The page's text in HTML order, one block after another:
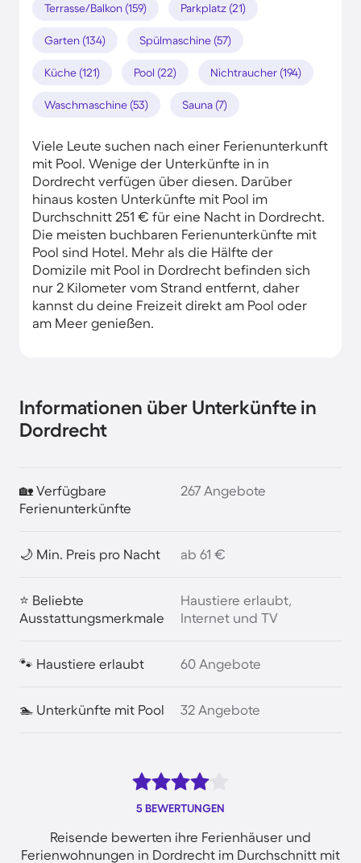
Terrasse/Balkon (159) Parkplatz (21)
Garten (134) Spülmaschine (57)
Küche (121) Pool (22) Nichtraucher (194)
Waschmaschine (53) Sauna (7)
Viele Leute suchen nach einer Ferienunterkunft
mit Pool. Wenige der Unterkünfte in in
Dordrecht verfügen über diesen. Darüber
hinaus kosten Unterkünfte mit Pool im
Durchschnitt 251 € für eine Nacht in Dordrecht.
Die meisten buchbaren Ferienunterkünfte mit
Pool sind Hotel. Mehr als die Hälfte der
Domizile mit Pool in Dordrecht befinden sich
nur 2 Kilometer vom Strand entfernt, daher
kannst du deine Freizeit direkt am Pool oder
am Meer genießen.
Informationen über Unterkünfte in
Dordrecht
🏡 Verfügbare
Ferienunterkünfte
267 Angebote
🌙 Min. Preis pro Nacht ab 61 €
⭐ Beliebte
Ausstattungsmerkmale
Haustiere erlaubt,
Internet und TV
🐾 Haustiere erlaubt 60 Angebote
🏊 Unterkünfte mit Pool 32 Angebote
5 BEWERTUNGEN
Reisende bewerten ihre Ferienhäuser und
Ferienwohnungen in Dordrecht im Durchschnitt mit